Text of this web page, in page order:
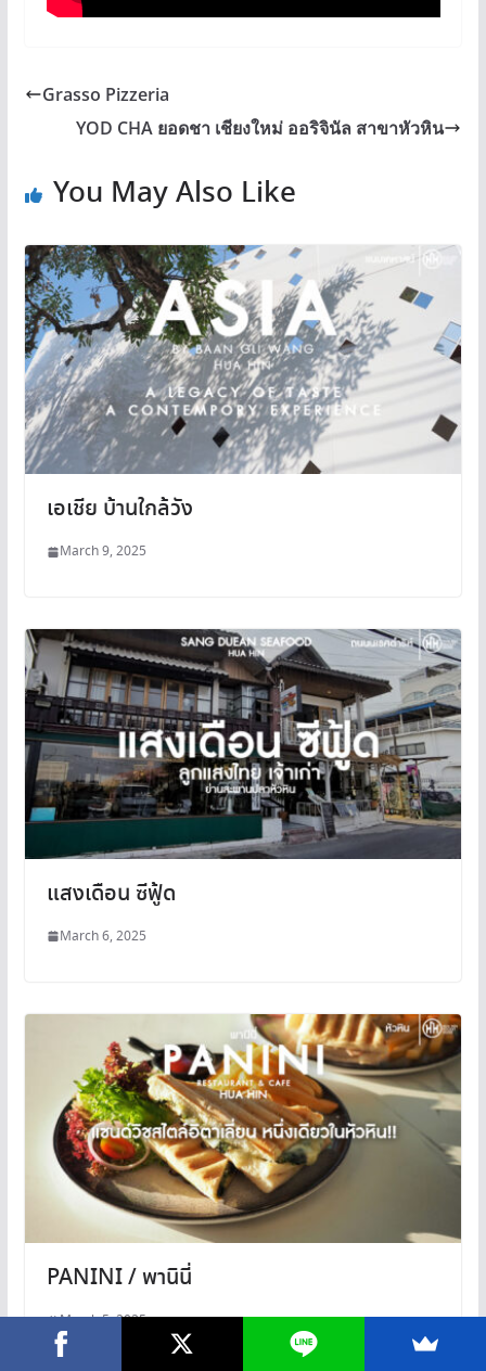
Grasso Pizzeria
YOD CHA ยอดชา เชียงใหม่ ออริจินัล สาขาหัวหิน
You May Also Like
เอเชีย บ้านใกล้วัง
March 9, 2025
แสงเดือน ซีฟู้ด
March 6, 2025
PANINI / พานินี่
March 5, 2025